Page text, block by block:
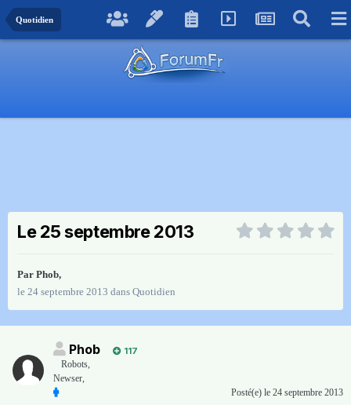
Quotidien
Le 25 septembre 2013
Par Phob,
le 24 septembre 2013 dans Quotidien
Phob
117
Robots,
Newser,
Posté(e) le 24 septembre 2013